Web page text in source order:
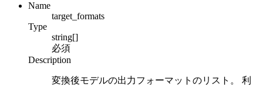
Name
target_formats
Type
string[]
必須
Description
変換後モデルの出力フォーマットのリスト。 利